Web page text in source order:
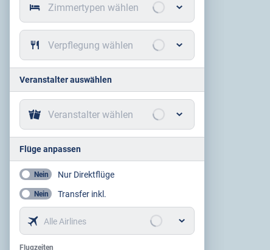
Zimmertypen wählen
Verpflegung wählen
Veranstalter auswählen
Veranstalter wählen
Flüge anpassen
Nein Nur Direktflüge
Nein Transfer inkl.
Alle Airlines
Flugzeiten
Flugzeiten